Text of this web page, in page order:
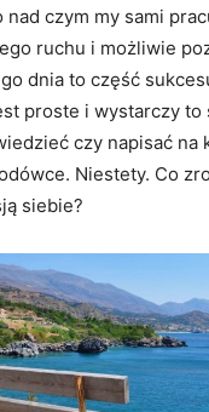
czym my sami
ruchu i możliwie
dnia to część
proste i wystarczy to
czy napisać na
Niestety. Co
siebie?